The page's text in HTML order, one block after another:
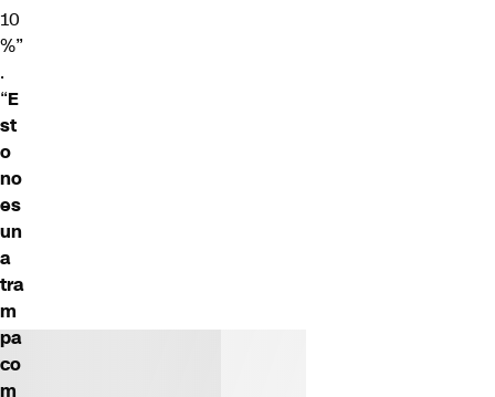
10
%”
.
“E
st
o
no
es
un
a
tra
m
pa
co
m